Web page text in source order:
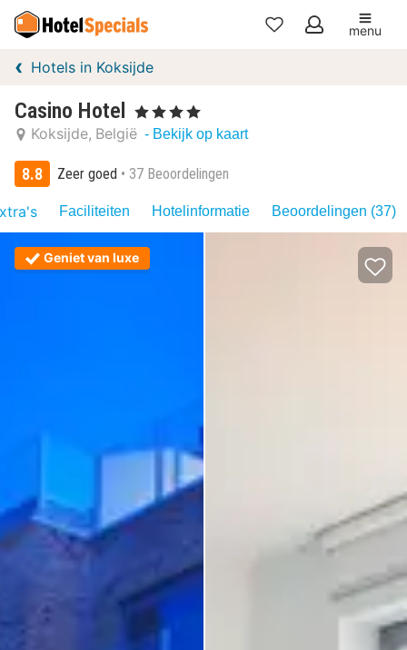
Mijn
menu
Hotels in Koksijde
Casino Hotel , 4 Sterren
Koksijde België - Bekijk op kaart
8.8 Zeer goed 37 Beoordelingen
Faciliteiten Hotelinformatie Beoordelingen (37)
Geniet van luxe